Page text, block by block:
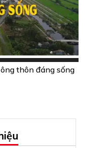
thôn đáng sống